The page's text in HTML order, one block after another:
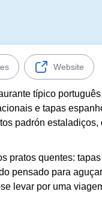
Website
típico
e tapas
padrón
pratos quentes:
pensado para
levar por uma